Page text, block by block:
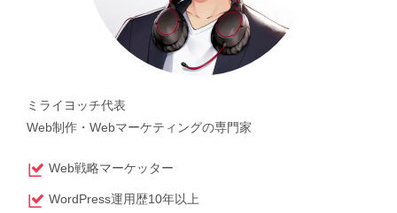
ミライヨッチ代表
Web制作・Webマーケティングの専門家
Web戦略マーケッター
WordPress運用歴10年以上